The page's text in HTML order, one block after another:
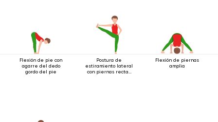
Flexión de pie con
agarre del dedo
gordo del pie
Postura de
estiramiento lateral
con piernas rectas
Flexión de piernas
amplia